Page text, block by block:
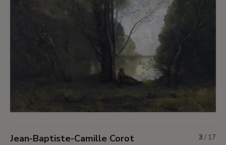
Jean-Baptiste-Camille Corot 3 / 17